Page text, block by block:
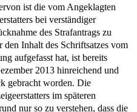
ist die vom Angeklagten
bei verständiger
des Strafantrags zu
den Inhalt des Schriftsatzes vom
aufgefasst hat, ist bereits
2013 hinreichend und
gebracht worden. Die
im späteren
nur so zu verstehen, dass die